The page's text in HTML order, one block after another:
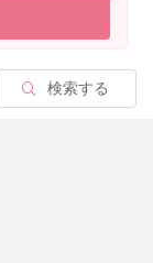
検索する